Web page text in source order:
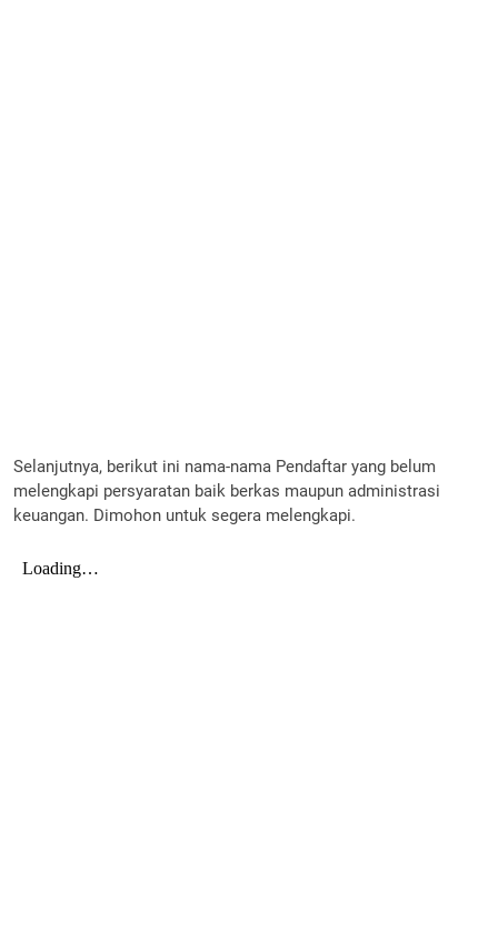
Selanjutnya, berikut ini nama-nama Pendaftar yang belum
melengkapi persyaratan baik berkas maupun administrasi
keuangan. Dimohon untuk segera melengkapi.